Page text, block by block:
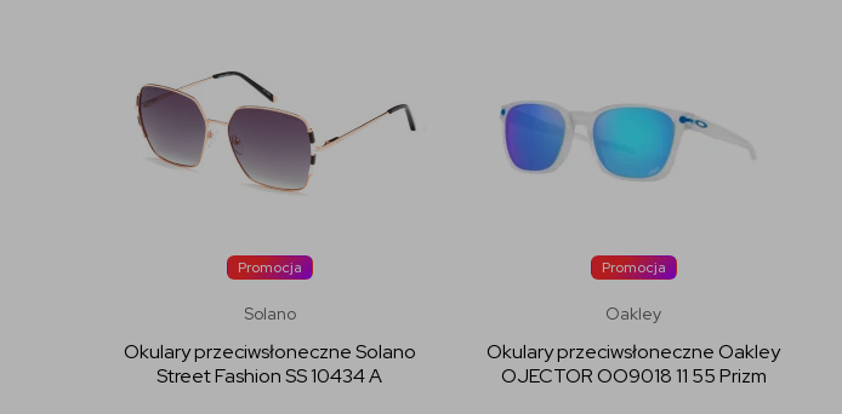
Promocja
Solano
Okulary przeciwsłoneczne Solano
Street Fashion SS 10434 A
Promocja
Oakley
Okulary przeciwsłoneczne Oakley
OJECTOR OO9018 11 55 Prizm